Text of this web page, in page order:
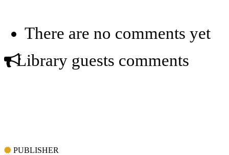
There are no comments yet
Library guests comments
PUBLISHER